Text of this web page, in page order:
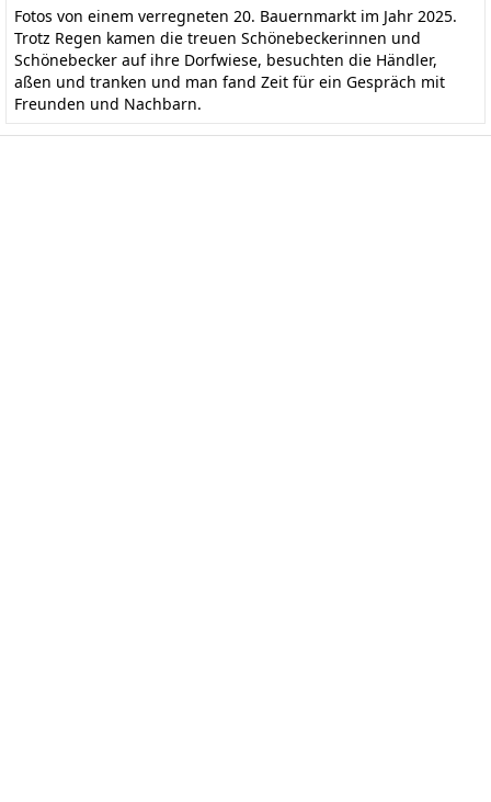
Fotos von einem verregneten 20. Bauernmarkt im Jahr 2025.
Trotz Regen kamen die treuen Schönebeckerinnen und
Schönebecker auf ihre Dorfwiese, besuchten die Händler,
aßen und tranken und man fand Zeit für ein Gespräch mit
Freunden und Nachbarn.